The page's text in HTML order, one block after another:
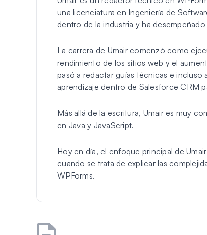
una licenciatura en Ingeniería de
dentro de la industria y ha
La carrera de Umair comenzó como
rendimiento de los sitios web y el
pasó a redactar guías técnicas e incluso
aprendizaje dentro de Salesforce CRM
Más allá de la escritura, Umair es muy
en Java y JavaScript.
Hoy en día, el enfoque principal de
cuando se trata de explicar las
WPForms.